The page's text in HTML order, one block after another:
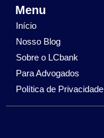
Menu
Início
Nosso Blog
Sobre o LCbank
Para Advogados
Política de Privacidade